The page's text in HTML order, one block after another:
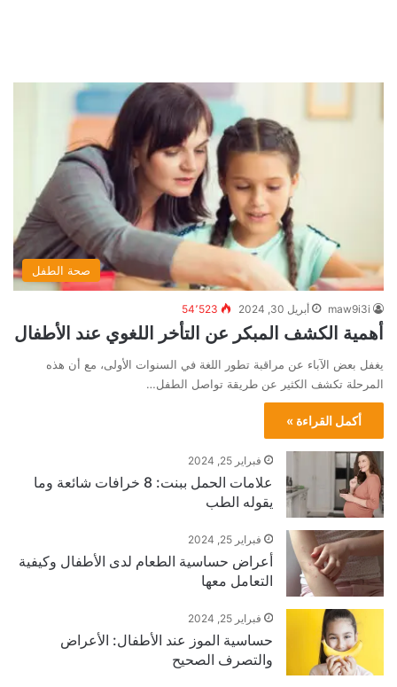
صحة الطفل
maw9i3i أبريل 30, 2024 54٬523
أهمية الكشف المبكر عن التأخر اللغوي عند الأطفال
يغفل بعض الآباء عن مراقبة تطور اللغة في السنوات الأولى، مع أن هذه
المرحلة تكشف الكثير عن طريقة تواصل الطفل…
أكمل القراءة »
فبراير 25, 2024
علامات الحمل ببنت: 8 خرافات شائعة وما
يقوله الطب
فبراير 25, 2024
أعراض حساسية الطعام لدى الأطفال وكيفية
التعامل معها
فبراير 25, 2024
حساسية الموز عند الأطفال: الأعراض
والتصرف الصحيح